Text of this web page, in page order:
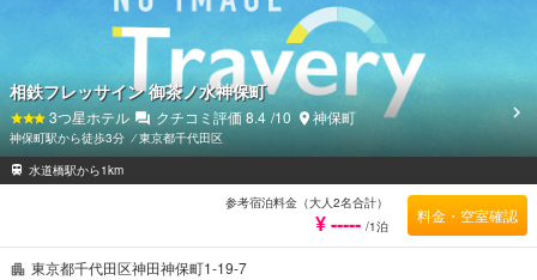
東京都千代田区神田神保町1-19-7
相鉄フレッサイン 御茶ノ水神保町
3つ星ホテル クチコミ評価 8.4 /10 神保町
神保町駅から徒歩3分 ⁄東京都千代田区
水道橋駅から1km
参考宿泊料金（大人2名合計）
¥ ----- /1泊
料金・空室確認